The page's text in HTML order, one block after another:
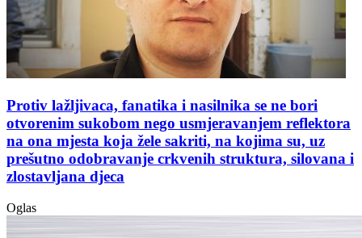
Protiv lažljivaca, fanatika i nasilnika se ne bori
otvorenim sukobom nego usmjeravanjem reflektora
na ona mjesta koja žele sakriti, na kojima su, uz
prešutno odobravanje crkvenih struktura, silovana i
zlostavljana djeca
Oglas